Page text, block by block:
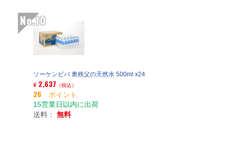
No.10
ソーケンビバ 奥秩父の天然水 500ml x24
¥ 2,637 （税込）
26 ポイント
15営業日以内に出荷
送料： 無料